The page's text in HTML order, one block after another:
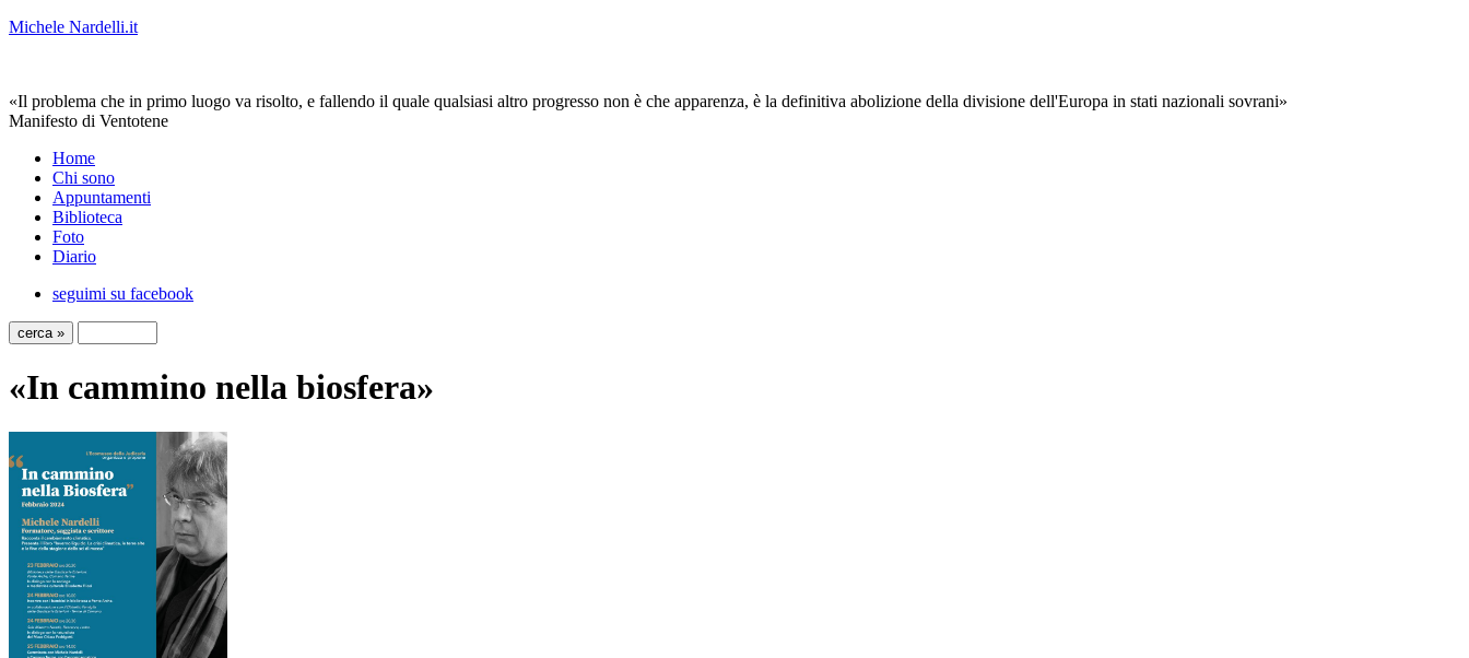
Michele Nardelli.it
«Il problema che in primo luogo va risolto, e fallendo il quale qualsiasi altro progresso non è che apparenza, è la definitiva abolizione della divisione dell'Europa in stati nazionali sovrani»
Manifesto di Ventotene
Home
Chi sono
Appuntamenti
Biblioteca
Foto
Diario
seguimi su facebook
«In cammino nella biosfera»